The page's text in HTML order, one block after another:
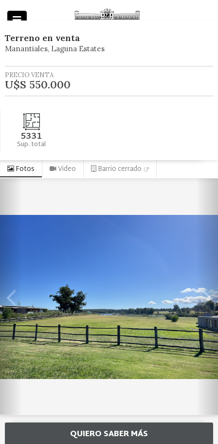
Terreno en venta
Manantiales Laguna Estates
PRECIO VENTA
U$S 550.000
5331
Sup. total
Fotos Video Barrio cerrado
QUIERO SABER MÁS